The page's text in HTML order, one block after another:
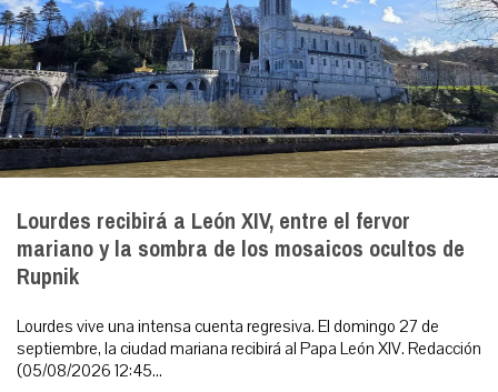
Lourdes recibirá a León XIV, entre el fervor
mariano y la sombra de los mosaicos ocultos de
Rupnik
Lourdes vive una intensa cuenta regresiva. El domingo 27 de
septiembre, la ciudad mariana recibirá al Papa León XIV. Redacción
(05/08/2026 12:45...